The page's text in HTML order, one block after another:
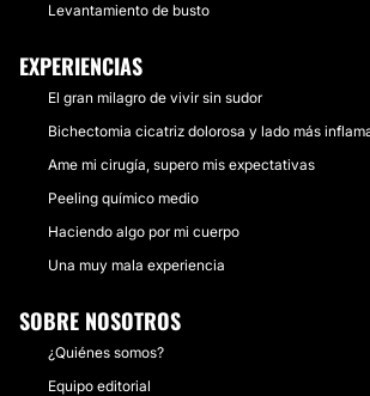
Levantamiento de busto
EXPERIENCIAS
El gran milagro de vivir sin sudor
Bichectomia cicatriz dolorosa y lado más
Ame mi cirugía, supero mis expectativas
Peeling químico medio
Haciendo algo por mi cuerpo
Una muy mala experiencia
SOBRE NOSOTROS
¿Quiénes somos?
Equipo editorial